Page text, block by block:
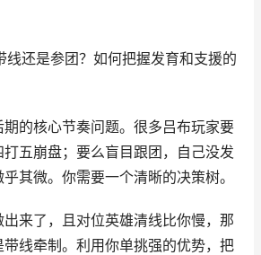
线还是参团？如何把握发育和支援的
的核心节奏问题。很多吕布玩家要
五崩盘；要么盲目跟团，自己没发
其微。你需要一个清晰的决策树。
来了，且对位英雄清线比你慢，那
线牵制。利用你单挑强的优势，把